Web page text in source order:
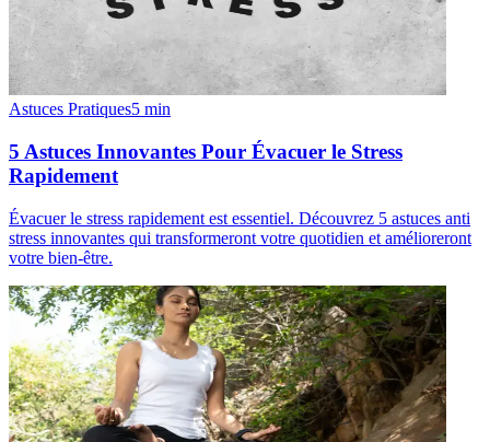
Astuces Pratiques5 min
5 Astuces Innovantes Pour Évacuer le Stress
Rapidement
Évacuer le stress rapidement est essentiel. Découvrez 5 astuces anti
stress innovantes qui transformeront votre quotidien et amélioreront
votre bien-être.